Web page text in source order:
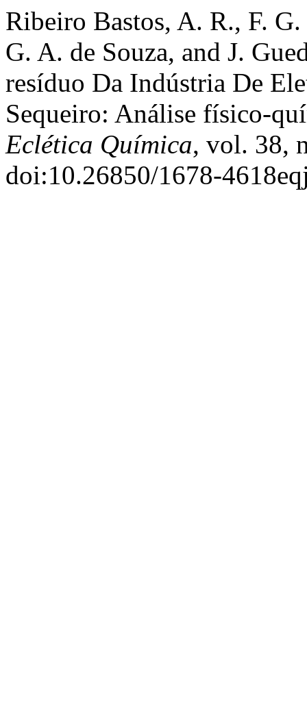
Ribeiro Bastos, A. R., F.
G. A. de Souza, and J.
resíduo Da Indústria De
Sequeiro: Análise físico-
Eclética Química, vol. 38,
doi:10.26850/1678-